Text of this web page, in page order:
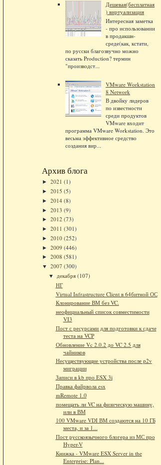
Дешевая(бесплатная
) виртуализация
Интересная заметка
- про использовании
в продакшн-
среде(как, кстати,
по русски благозвучно можно
сказать Production? термин
"производст...
VMware Workstation
8 Network
В двойку лидеров
по известности
среди продуктов
VMware входит
программа VMware Workstation. Это
весьма эффективное средство
создания вир...
Архив блога
► 2021 (1)
► 2015 (5)
► 2014 (8)
► 2013 (9)
► 2012 (73)
► 2011 (301)
► 2010 (252)
► 2009 (446)
► 2008 (581)
▼ 2007 (300)
▼ декабря (107)
НГ
Virtual Infrastructure Client в 64битной ОС
Клонирование ВМ без VC.
неофициальный список совместимости
VI3
Пост с ресурсами для подготовки к сдаче
теста на VCP
Обновление Vc 2.0.2 до VC 2.5 для
чайников
Несуществующие устройства после p2v
миграции
Записи в kb про ESX 3i
Правка файрвола esx
mRemote 1.0
помещать ли VC на физическую машину,
или в ВМ
100 VMware VDI ВМ создаются на 10 ГБ
места, и за 1...
Пост русскоязычного блогера из МС про
Hyper-V
Книжка - VMware ESX Server in the
Enterprise: Plan...